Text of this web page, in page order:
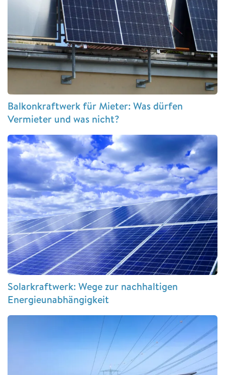
Balkonkraftwerk für Mieter: Was dürfen
Vermieter und was nicht?
Solarkraftwerk: Wege zur nachhaltigen
Energieunabhängigkeit